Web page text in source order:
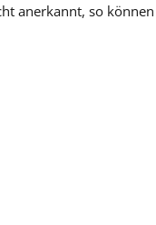
anerkannt, so